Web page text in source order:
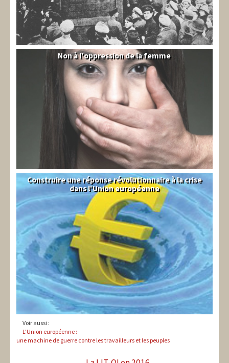
Syrie
Non à l'oppression de la femme
Syndical
Construire une réponse révolutionnaire à la crise
dans l'Union européenne
Voir aussi :
L'Union européenne :
une machine de guerre contre les travailleurs et les peuples